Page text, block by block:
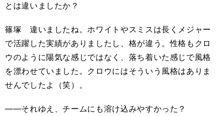
とは違いましたか？
篠塚 違いましたね。ホワイトやスミスは長くメジャー
で活躍した実績がありましたし、格が違う。性格もクロ
ウのように陽気な感じではなく、落ち着いた感じで風格
を漂わせていました。クロウにはそういう風格はありま
せんでしたよ（笑）。
――それゆえ、チームにも溶け込みやすかった？